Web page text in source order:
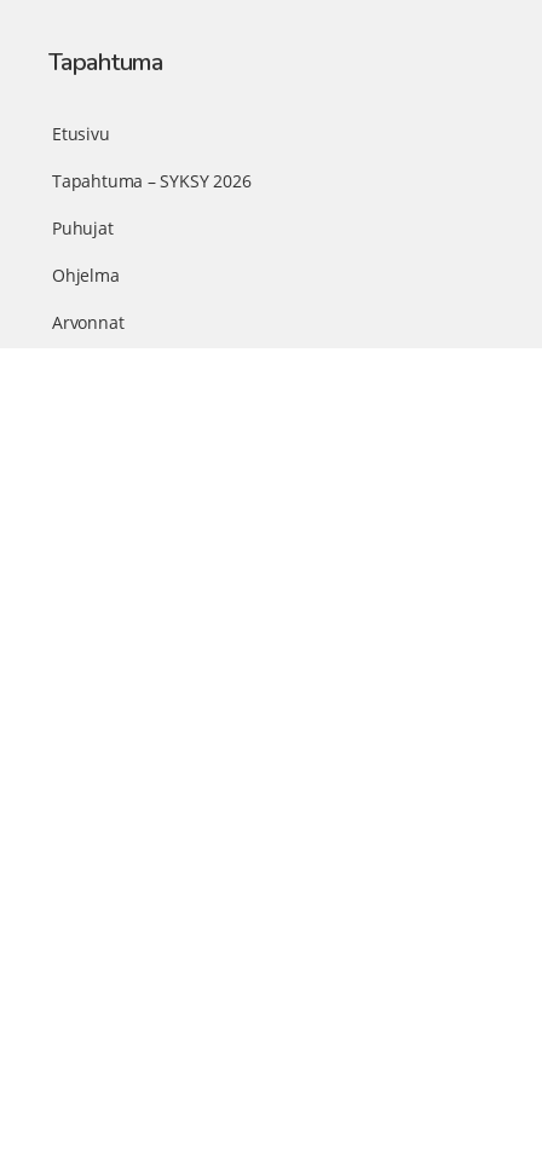
Tapahtuma
Etusivu
Tapahtuma – SYKSY 2026
Puhujat
Ohjelma
Arvonnat